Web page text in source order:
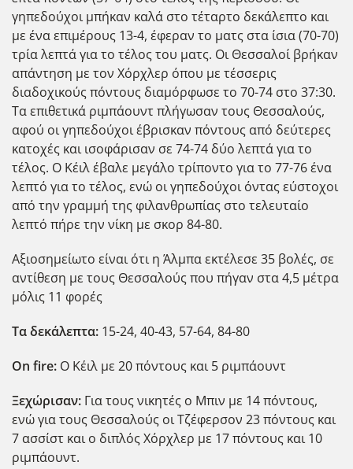
γηπεδούχοι μπήκαν καλά στο τέταρτο δεκάλεπτο και
με ένα επιμέρους 13-4, έφεραν το ματς στα ίσια (70-70)
τρία λεπτά για το τέλος του ματς. Οι Θεσσαλοί βρήκαν
απάντηση με τον Χόρχλερ όπου με τέσσερις
διαδοχικούς πόντους διαμόρφωσε το 70-74 στο 37:30.
Tα επιθετικά ριμπάουντ πλήγωσαν τους Θεσσαλούς,
αφού οι γηπεδούχοι έβρισκαν πόντους από δεύτερες
κατοχές και ισοφάρισαν σε 74-74 δύο λεπτά για το
τέλος. Ο Κέιλ έβαλε μεγάλο τρίποντο για το 77-76 ένα
λεπτό για το τέλος, ενώ οι γηπεδούχοι όντας εύστοχοι
από την γραμμή της φιλανθρωπίας στο τελευταίο
λεπτό πήρε την νίκη με σκορ 84-80.
Aξιοσημείωτο είναι ότι η Άλμπα εκτέλεσε 35 βολές, σε
αντίθεση με τους Θεσσαλούς που πήγαν στα 4,5 μέτρα
μόλις 11 φορές
Τα δεκάλεπτα: 15-24, 40-43, 57-64, 84-80
On fire: Ο Κέιλ με 20 πόντους και 5 ριμπάουντ
Ξεχώρισαν: Για τους νικητές ο Μπιν με 14 πόντους,
ενώ για τους Θεσσαλούς οι Τζέφερσον 23 πόντους και
7 ασσίστ και ο διπλός Χόρχλερ με 17 πόντους και 10
ριμπάουντ.